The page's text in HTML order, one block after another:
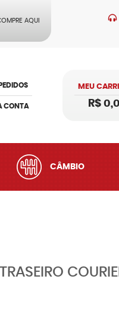
AQUI
CONTA
MEU
R$
CÂMBIO